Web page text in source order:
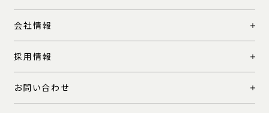
会社情報
採用情報
お問い合わせ